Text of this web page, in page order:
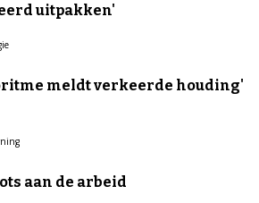
uitpakken'
meldt verkeerde houding'
aan de arbeid